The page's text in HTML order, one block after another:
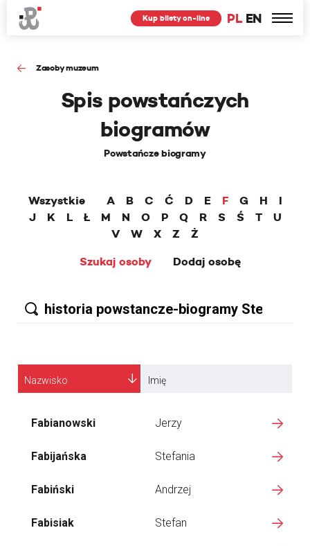
PL EN
Kup bilety on-line
Zasoby muzeum
Spis powstańczych
biogramów
Powstańcze biogramy
Wszystkie A B C Ć D E F G H
I
J
K L Ł M N O P Q R S Ś T
U
V
W X Z
Ż
Szukaj osoby
Dodaj osobę
Nazwisko Imię
Fabianowski Jerzy
Fabijańska Stefania
Fabiński Andrzej
Fabisiak Stefan